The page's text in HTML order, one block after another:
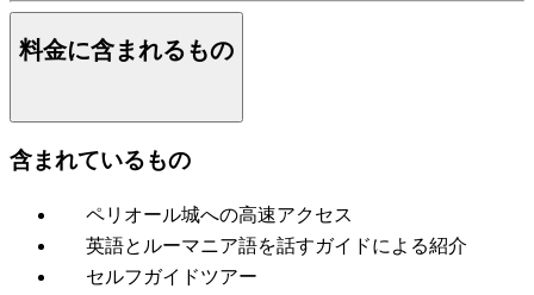
料金に含まれるもの
含まれているもの
ペリオール城への高速アクセス
英語とルーマニア語を話すガイドによる紹介
セルフガイドツアー